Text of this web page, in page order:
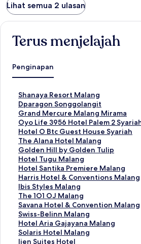
Lihat semua 2 ulasan
Terus menjelajah
Penginapan
Shanaya Resort Malang
T
a
u
t
a
n
S
t
a
n
d
a
r
u
n
t
u
Dparagon Songgolangit
T
a
u
t
a
n
S
t
a
n
d
a
r
u
n
t
Grand Mercure Malang Mirama
T
a
u
t
a
n
S
t
a
n
d
a
r
u
n
Oyo Life 3956 Hotel Palem 2
T
a
u
t
a
n
S
t
a
n
d
a
r
u
Hotel O Btc Guest House Syariah
T
a
u
t
a
n
S
t
a
n
d
a
r
The Alana Hotel Malang
T
a
u
t
a
n
S
t
a
n
d
a
Golden Hill by Golden Tulip
T
a
u
t
a
n
S
t
a
n
d
Hotel Tugu Malang
T
a
u
t
a
n
S
t
a
n
Hotel Santika Premiere Malang
T
a
u
t
a
n
S
t
a
Harris Hotel & Conventions Malang
T
a
u
t
a
n
S
t
Ibis Styles Malang
T
a
u
t
a
n
S
The 1O1 OJ Malang
T
a
u
t
a
n
Savana Hotel & Convention Malang
T
a
u
t
a
Swiss-Belinn Malang
T
a
u
t
Hotel Aria Gajayana Malang
T
a
u
Solaris Hotel Malang
T
a
Ijen Suites Hotel
T